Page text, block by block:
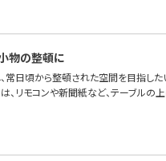
物の整頓に
常日頃から整頓された空間を目指した
、リモコンや新聞紙など、テーブル